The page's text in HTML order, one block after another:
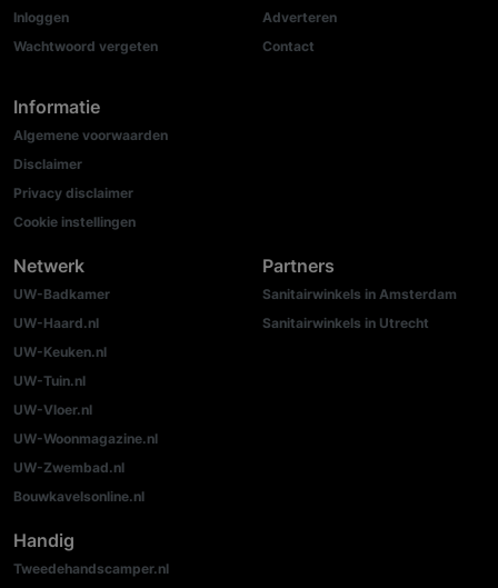
Inloggen
Wachtwoord vergeten
Informatie
Algemene voorwaarden
Disclaimer
Privacy disclaimer
Cookie instellingen
Adverteren
Contact
Netwerk
UW-Badkamer
UW-Haard.nl
UW-Keuken.nl
UW-Tuin.nl
UW-Vloer.nl
UW-Woonmagazine.nl
UW-Zwembad.nl
Bouwkavelsonline.nl
Partners
Sanitairwinkels in Amsterdam
Sanitairwinkels in Utrecht
Handig
Tweedehandscamper.nl